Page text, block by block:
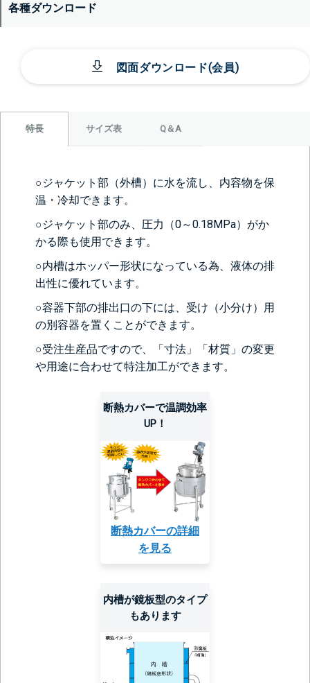
各種ダウンロード
図面ダウンロード(会員)
特長 サイズ表 Q＆A
○ジャケット部（外槽）に水を流し、内容物を保
温・冷却できます。
○ジャケット部のみ、圧力（0～0.18MPa）がか
かる際も使用できます。
○内槽はホッパー形状になっている為、液体の排
出性に優れています。
○容器下部の排出口の下には、受け（小分け）用
の別容器を置くことができます。
○受注生産品ですので、「寸法」「材質」の変更
や用途に合わせて特注加工ができます。
断熱カバーで温調効率
UP！
断熱カバーの詳細
を見る
内槽が鏡板型のタイプ
もあります